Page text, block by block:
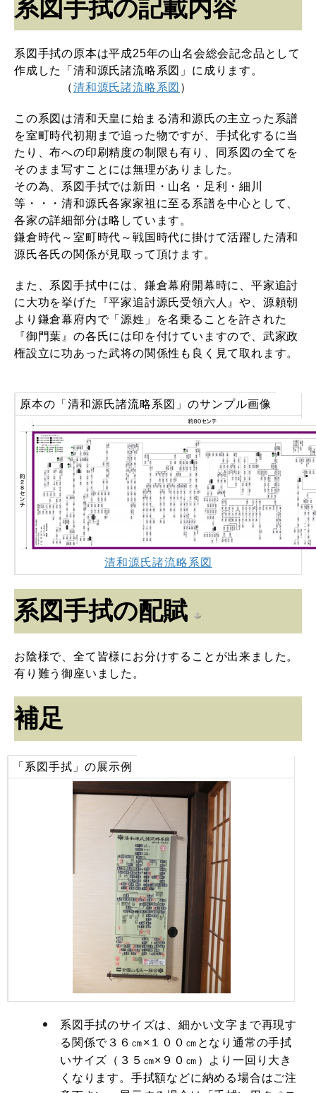
系図手拭の記載内容
系図手拭の原本は平成25年の山名会総会記念品として
作成した「清和源氏諸流略系図」に成ります。
（清和源氏諸流略系図 ）
この系図は清和天皇に始まる清和源氏の主立った系譜
を室町時代初期まで追った物ですが、手拭化するに当
たり、布への印刷精度の制限も有り、同系図の全てを
そのまま写すことには無理がありました。
その為、系図手拭では新田・山名・足利・細川
等・・・清和源氏各家家祖に至る系譜を中心として、
各家の詳細部分は略しています。
鎌倉時代～室町時代～戦国時代に掛けて活躍した清和
源氏各氏の関係が見取って頂けます。
また、系図手拭中には、鎌倉幕府開幕時に、平家追討
に大功を挙げた『平家追討源氏受領六人』や、源頼朝
より鎌倉幕府内で「源姓」を名乗ることを許された
『御門葉』の各氏には印を付けていますので、武家政
権設立に功あった武将の関係性も良く見て取れます。
原本の「清和源氏諸流略系図」のサンプル画像
清和源氏諸流略系図
系図手拭の配賦
お陰様で、全て皆様にお分けすることが出来ました。
有り難う御座いました。
補足
「系図手拭」の展示例
系図手拭のサイズは、細かい文字まで再現す
る関係で３６㎝×１００㎝となり通常の手拭
いサイズ（３５㎝×９０㎝）より一回り大き
くなります。手拭額などに納める場合はご注